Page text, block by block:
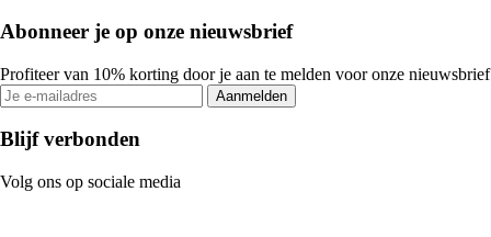
Abonneer je op onze nieuwsbrief
Profiteer van 10% korting door je aan te melden voor onze nieuwsbrief
Aanmelden
Blijf verbonden
Volg ons op sociale media